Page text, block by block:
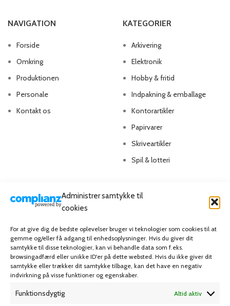
Administrer samtykke til
cookies
For at give dig de bedste oplevelser bruger vi teknologier som cookies til at
gemme og/eller få adgang til enhedsoplysninger. Hvis du giver dit
samtykke til disse teknologier, kan vi behandle data som f.eks.
browsingadfærd eller unikke ID'er på dette websted. Hvis du ikke giver dit
samtykke eller trækker dit samtykke tilbage, kan det have en negativ
indvirkning på visse funktioner og egenskaber.
Funktionsdygtig Altid aktiv
NAVIGATION
Forside
Omkring
Produktionen
Personale
Kontakt os
KATEGORIER
Arkivering
Elektronik
Hobby & fritid
Indpakning & emballage
Kontorartikler
Papirvarer
Skriveartikler
Spil & lotteri
Kontoinformationer
Ordrer
Adresser
Favoritliste
Privatlivspolitik
Bliv kunde
Cookie Politik (EU)